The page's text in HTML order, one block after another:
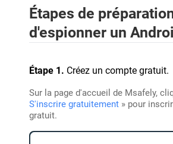
Étapes de
d'espionner un
Étape 1. Créez un compte gratuit.
Sur la page d'accueil de Msafely,
S'inscrire gratuitement » pour
gratuit.